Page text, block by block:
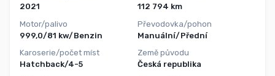
2021
Motor/palivo
999,0/81 kw/Benzin
Karoserie/počet míst
Hatchback/4-5
112 794 km
Převodovka/pohon
Manuální/Přední
Země původu
Česká republika